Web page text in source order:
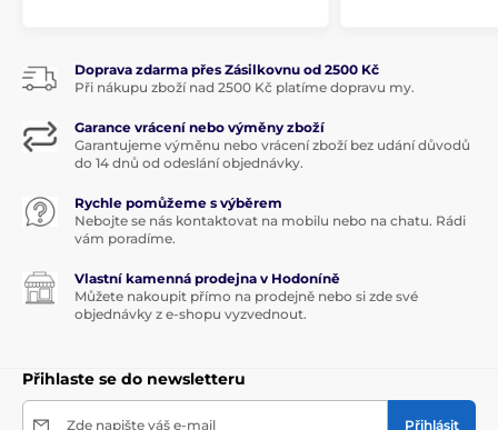
Doprava zdarma přes Zásilkovnu od 2500 Kč
Při nákupu zboží nad 2500 Kč platíme dopravu my.
Garance vrácení nebo výměny zboží
Garantujeme výměnu nebo vrácení zboží bez udání důvodů
do 14 dnů od odeslání objednávky.
Rychle pomůžeme s výběrem
Nebojte se nás kontaktovat na mobilu nebo na chatu. Rádi
vám poradíme.
Vlastní kamenná prodejna v Hodoníně
Můžete nakoupit přímo na prodejně nebo si zde své
objednávky z e-shopu vyzvednout.
Přihlaste se do newsletteru
Zde napište váš e-mail Přihlásit